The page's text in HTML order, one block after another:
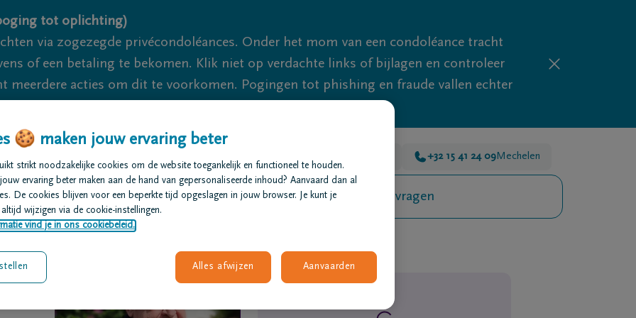
tot oplichting)
via zogezegde privécondoléances. Onder het mom van een condoléance tracht
of een betaling te bekomen. Klik niet op verdachte links of bijlagen en controleer
meerdere acties om dit te voorkomen. Pogingen tot phishing en fraude vallen echter
+32 15 41 24 09Mechelen
regelen Overlijdensberichten Ons uitvaartcentrum Veelgestelde vragen
🍪 maken jouw ervaring beter
strikt noodzakelijke cookies om de website toegankelijk en functioneel te houden.
ervaring beter maken aan de hand van gepersonaliseerde inhoud? Aanvaard dan al
De cookies blijven voor een beperkte tijd opgeslagen in jouw browser. Je kunt je
wijzigen via de cookie-instellingen.
vind je in ons cookiebeleid.
Alles afwijzen Aanvaarden